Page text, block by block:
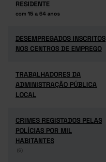
RESIDENTE
com 15 a 64 anos
RESIDENTE
com 15 a 64 anos
DESEMPREGADOS INSCRITOS
NOS CENTROS DE EMPREGO
DESEMPREGADOS INSCRITOS
NOS CENTROS DE EMPREGO
TRABALHADORES DA
ADMINISTRAÇÃO PÚBLICA
LOCAL
TRABALHADORES DA
ADMINISTRAÇÃO PÚBLICA
LOCAL
CRIMES REGISTADOS PELAS
POLÍCIAS POR MIL
HABITANTES
(6)
CRIMES REGISTADOS PELAS
POLÍCIAS POR MIL
HABITANTES
(6)